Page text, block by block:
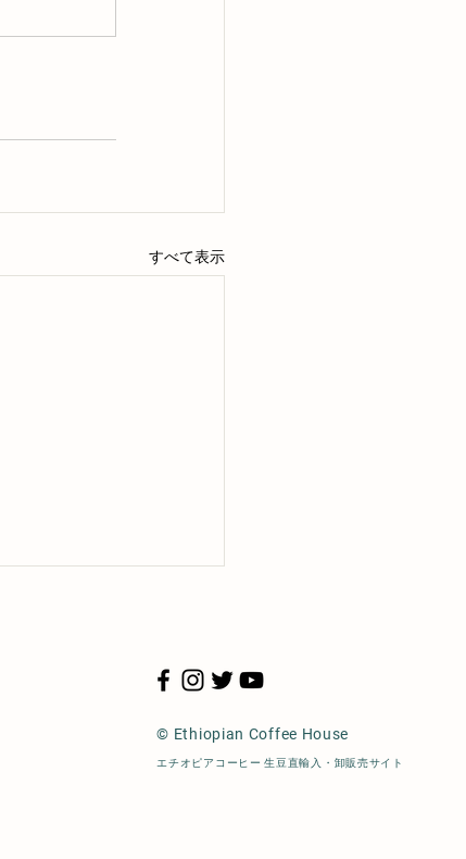
すべて表示
© Ethiopian Coffee House
エチオピアコーヒー 生豆直輸入・卸販売サイト